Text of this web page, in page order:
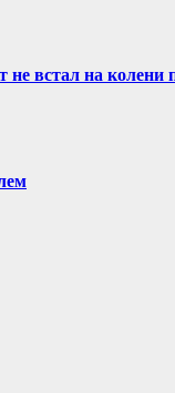
встал на колени